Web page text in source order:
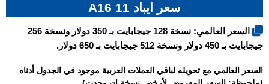
سعر ايباد 11 A16
السعر العالمي: نسخة 128 جيجابايت بـ 350 دولار ونسخة 256
جيجابايت بـ 450 دولار ونسخة 512 جيجابايت بـ 650 دولار.
السعر العالمي مع تحويله لباقي العملات العربية موجود في الجدول أدناه